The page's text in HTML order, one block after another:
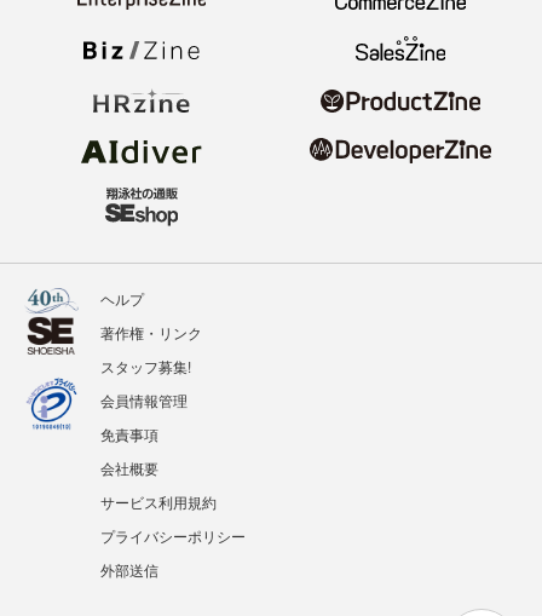
ヘルプ
著作権・リンク
スタッフ募集!
会員情報管理
免責事項
会社概要
サービス利用規約
プライバシーポリシー
外部送信